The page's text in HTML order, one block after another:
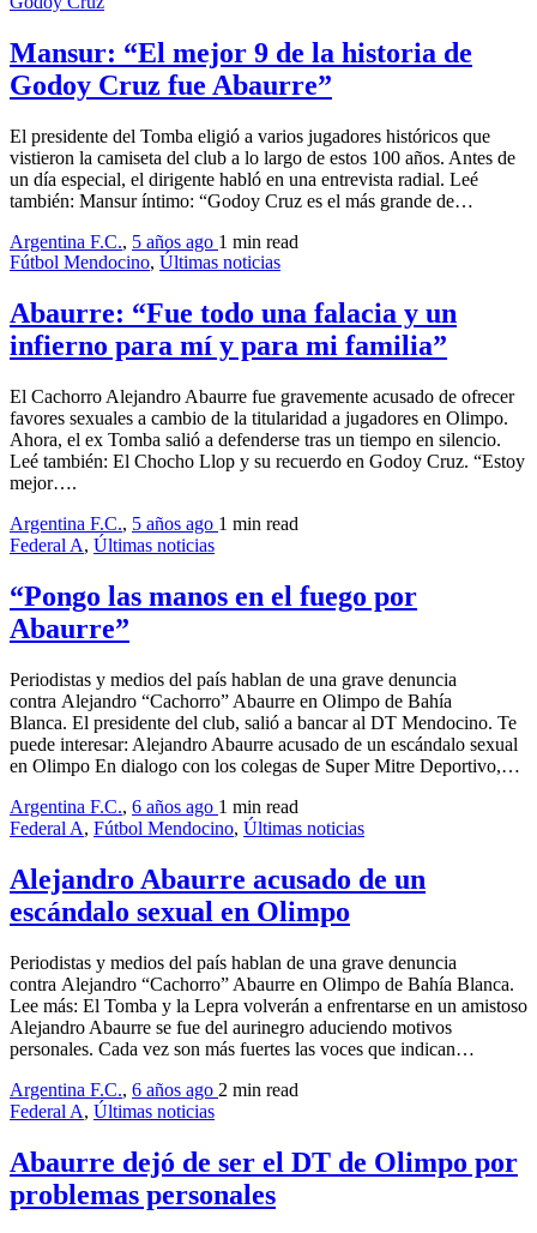
Mansur: “El mejor 9 de la historia de
Godoy Cruz fue Abaurre”
El presidente del Tomba eligió a varios jugadores históricos que
vistieron la camiseta del club a lo largo de estos 100 años. Antes de
un día especial, el dirigente habló en una entrevista radial. Leé
también: Mansur íntimo: “Godoy Cruz es el más grande de…
Argentina F.C., 5 años ago 1 min read
Fútbol Mendocino, Últimas noticias
Abaurre: “Fue todo una falacia y un
infierno para mí y para mi familia”
El Cachorro Alejandro Abaurre fue gravemente acusado de ofrecer
favores sexuales a cambio de la titularidad a jugadores en Olimpo.
Ahora, el ex Tomba salió a defenderse tras un tiempo en silencio.
Leé también: El Chocho Llop y su recuerdo en Godoy Cruz. “Estoy
mejor….
Argentina F.C., 5 años ago 1 min read
Federal A, Últimas noticias
“Pongo las manos en el fuego por
Abaurre”
Periodistas y medios del país hablan de una grave denuncia
contra Alejandro “Cachorro” Abaurre en Olimpo de Bahía
Blanca. El presidente del club, salió a bancar al DT Mendocino. Te
puede interesar: Alejandro Abaurre acusado de un escándalo sexual
en Olimpo En dialogo con los colegas de Super Mitre Deportivo,…
Argentina F.C., 6 años ago 1 min read
Federal A, Fútbol Mendocino, Últimas noticias
Alejandro Abaurre acusado de un
escándalo sexual en Olimpo
Periodistas y medios del país hablan de una grave denuncia
contra Alejandro “Cachorro” Abaurre en Olimpo de Bahía Blanca.
Lee más: El Tomba y la Lepra volverán a enfrentarse en un amistoso
Alejandro Abaurre se fue del aurinegro aduciendo motivos
personales. Cada vez son más fuertes las voces que indican…
Argentina F.C., 6 años ago 2 min read
Federal A, Últimas noticias
Abaurre dejó de ser el DT de Olimpo por
problemas personales